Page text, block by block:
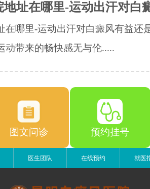
地址在哪里-运动出汗对白
在哪里-运动出汗对白癜风有益还
动带来的畅快感无与伦.....
图文问诊 预约挂号
医生团队 在线预约 就医